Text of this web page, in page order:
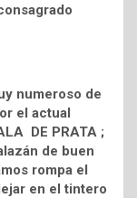
numeroso de
el actual
DE PRATA ;
de buen
rompa el
en el tintero